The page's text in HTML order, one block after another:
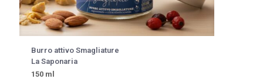
Burro attivo Smagliature
La Saponaria
150 ml